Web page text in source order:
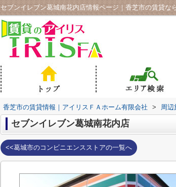
セブンイレブン葛城南花内店情報ページ｜香芝市の賃貸な
香芝市の賃貸情報｜アイリスＦＡホーム有限会社 > 周辺
セブンイレブン葛城南花内店
<<葛城市のコンビニエンスストアの一覧へ